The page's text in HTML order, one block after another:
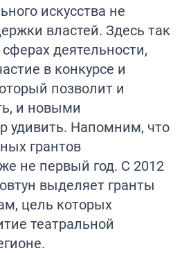
искусства не
властей. Здесь так
деятельности,
в конкурсе и
позволит и
и новыми
удивить. Напомним, что
грантов
не первый год. С 2012
выделяет гранты
цель которых
театральной